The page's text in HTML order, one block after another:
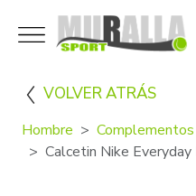
VOLVER ATRÁS
Hombre Complementos
Calcetin Nike